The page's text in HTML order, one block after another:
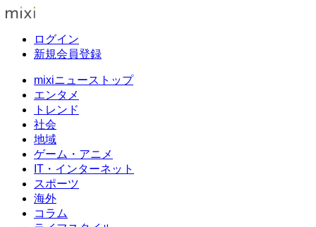
ログイン
新規会員登録
mixiニューストップ
エンタメ
トレンド
社会
地域
ゲーム・アニメ
IT・インターネット
スポーツ
海外
コラム